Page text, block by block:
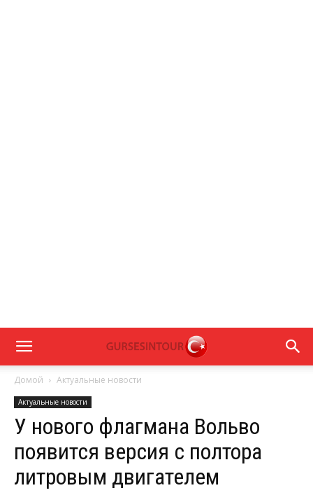
Домой Актуальные новости
Актуальные новости
У нового флагмана Вольво
появится версия с полтора
литровым двигателем